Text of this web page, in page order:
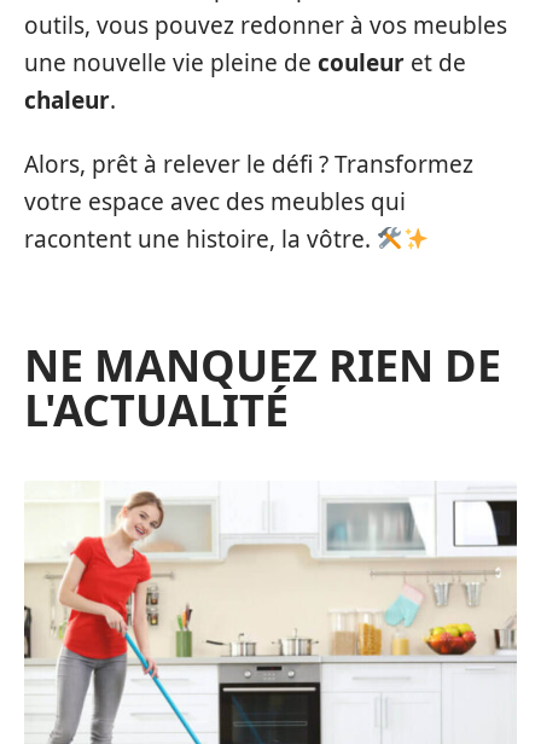
outils, vous pouvez redonner à vos meubles
une nouvelle vie pleine de couleur et de
chaleur.
Alors, prêt à relever le défi ? Transformez
votre espace avec des meubles qui
racontent une histoire, la vôtre.
NE MANQUEZ RIEN DE
L'ACTUALITÉ